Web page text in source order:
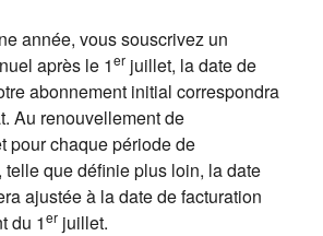
année, vous souscrivez un
après le 1er juillet, la date de
abonnement initial correspondra
Au renouvellement de
pour chaque période de
telle que définie plus loin, la date
ajustée à la date de facturation
du 1er juillet.